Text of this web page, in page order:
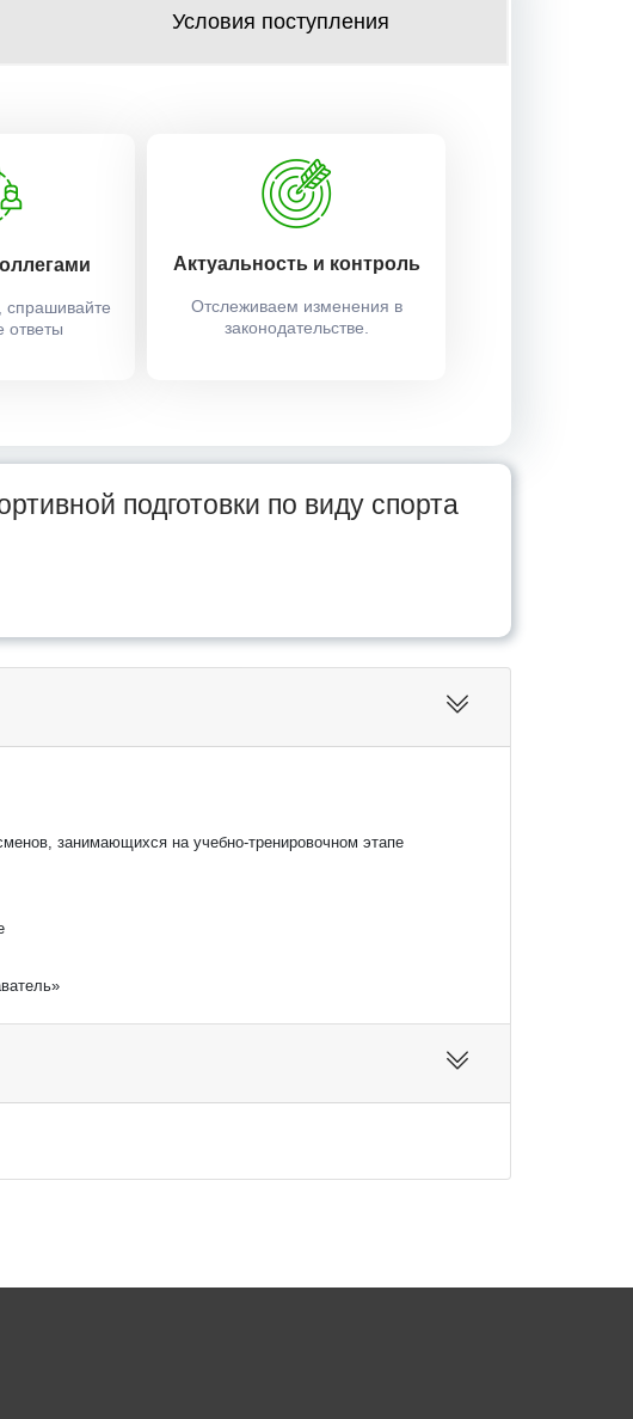
Условия поступления
спрашивайте
ответы
Актуальность и контроль
Отслеживаем изменения в
законодательстве.
подготовки по виду спорта
занимающихся на учебно-тренировочном этапе